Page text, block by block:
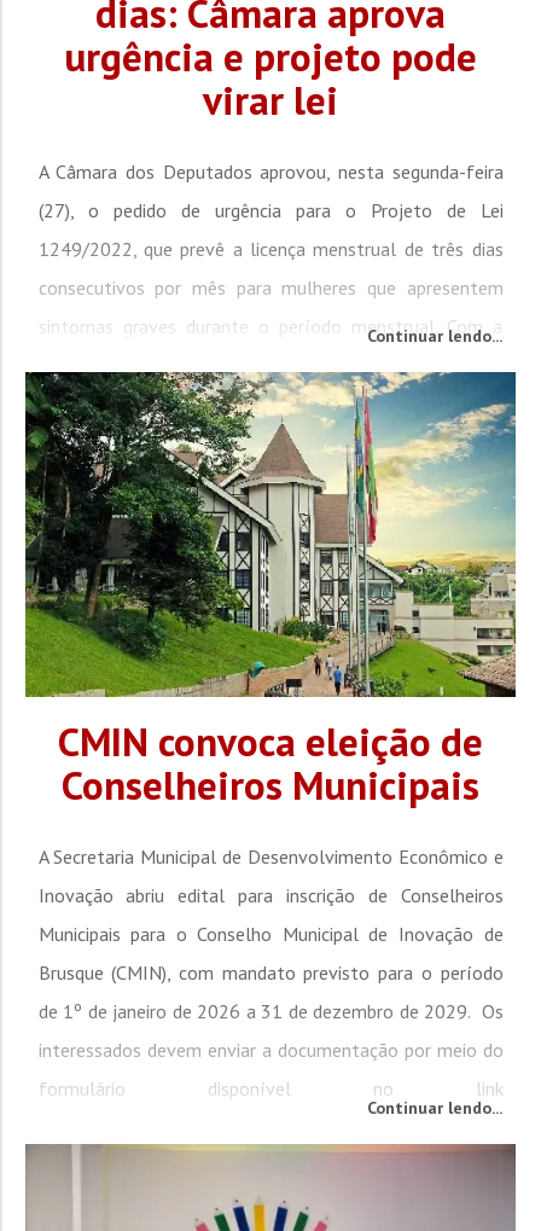
dias: Câmara aprova
urgência e projeto pode
virar lei
A Câmara dos Deputados aprovou, nesta segunda-feira
(27), o pedido de urgência para o Projeto de Lei
1249/2022, que prevê a licença menstrual de três dias
consecutivos por mês para mulheres que apresentem
sintomas graves durante o período menstrual. Com a
diretamente em plenário, sem precisar passar novamente
pelas comissões. De autoria da deputada Jandira...
Continuar lendo...
CMIN convoca eleição de
Conselheiros Municipais
A Secretaria Municipal de Desenvolvimento Econômico e
Inovação abriu edital para inscrição de Conselheiros
Municipais para o Conselho Municipal de Inovação de
Brusque (CMIN), com mandato previsto para o período
de 1º de janeiro de 2026 a 31 de dezembro de 2029. Os
interessados devem enviar a documentação por meio do
formulário disponível no link
Continuar lendo...